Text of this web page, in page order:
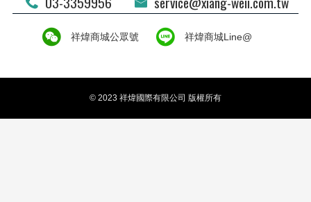
祥煒商城公眾號 祥煒商城Line@
© 2023 祥煒國際有限公司 版權所有